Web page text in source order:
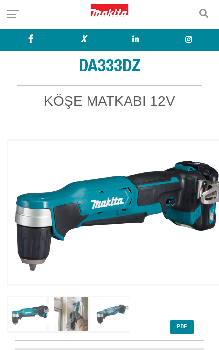
X
DA333DZ
KÖŞE MATKABI 12V
PDF